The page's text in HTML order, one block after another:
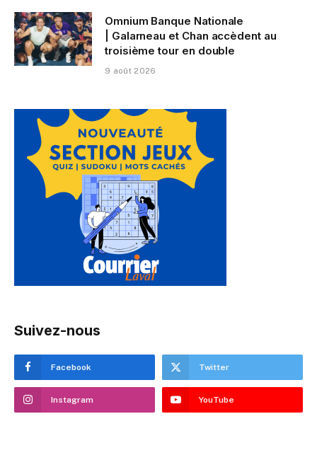
Omnium Banque Nationale
| Galarneau et Chan accèdent au
troisième tour en double
9 août 2026
Suivez-nous
Facebook Twitter
Instagram YouTube